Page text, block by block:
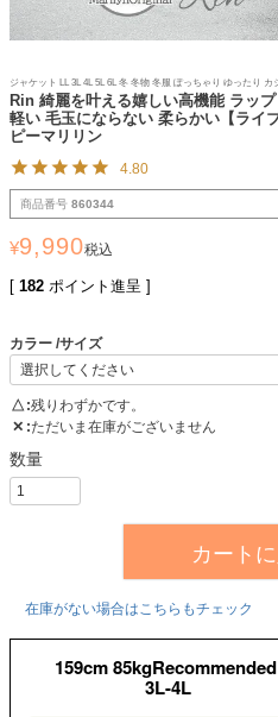
ジャケット LL 3L 4L 5L 6L 冬 冬物 冬服 ぽっちゃり ゆったり
Rin 綺麗を叶える嬉しい高機能 ラッ
軽い 毛玉にならない 柔らかい【ライ
ピーマリリン
4.80
商品番号 860344
¥9,990税込
[ 182 ポイント進呈 ]
カラー サイズ
△ 残りわずかです。
✕ ただいま在庫がございません
カート
在庫がない場合はこちらもチェック
159cm 85kgRecommended
3L-4L